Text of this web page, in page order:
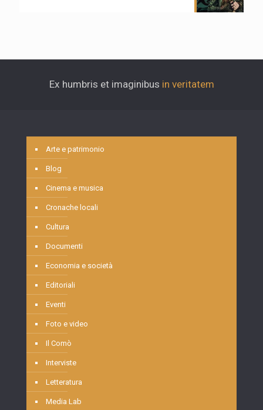
Ex humbris et imaginibus in veritatem
Arte e patrimonio
Blog
Cinema e musica
Cronache locali
Cultura
Documenti
Economia e società
Editoriali
Eventi
Foto e video
Il Comò
Interviste
Letteratura
Media Lab